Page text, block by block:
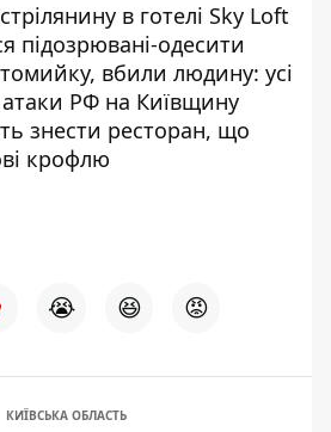
в готелі Sky Loft
підозрювані-одесити
вбили людину: усі
атаки РФ на Київщину
знести ресторан, що
крофлю
😭 😆 😡
КИЇВСЬКА ОБЛАСТЬ